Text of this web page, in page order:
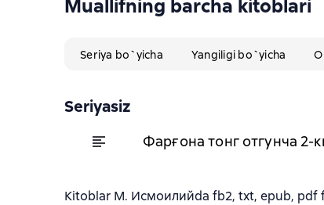
Muallifning barcha kitoblari
Seriya bo`yicha Yangiligi bo`yicha
Seriyasiz
Фарғона тонг отгунча 2-
Kitoblar М. Исмоилийda fb2, txt, epub, pdf